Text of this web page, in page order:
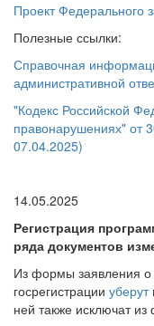
Проект Федерального
Полезные ссылки:
Справочная
административной
"Кодекс Российской
правонарушениях" от
07.04.2025)
14.05.2025
Регистрация
ряда документов
Из формы заявления о
госрегистрации уберут
ней также исключат